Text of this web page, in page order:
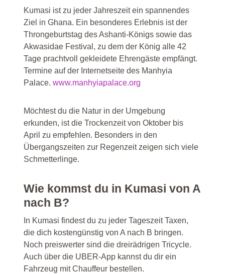
Kumasi ist zu jeder Jahreszeit ein spannendes
Ziel in Ghana. Ein besonderes Erlebnis ist der
Throngeburtstag des Ashanti-Königs sowie das
Akwasidae Festival, zu dem der König alle 42
Tage prachtvoll gekleidete Ehrengäste empfängt.
Termine auf der Internetseite des Manhyia
Palace.www.manhyiapalace.org
Möchtest du die Natur in der Umgebung
erkunden, ist die Trockenzeit von Oktober bis
April zu empfehlen. Besonders in den
Übergangszeiten zur Regenzeit zeigen sich viele
Schmetterlinge.
Wie kommst du in Kumasi von A
nach B?
In Kumasi findest du zu jeder Tageszeit Taxen,
die dich kostengünstig von A nach B bringen.
Noch preiswerter sind die dreirädrigen Tricycle.
Auch über die UBER-App kannst du dir ein
Fahrzeug mit Chauffeur bestellen.